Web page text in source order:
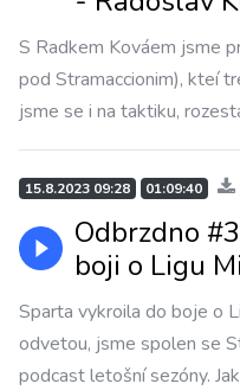
S Radkem Kováem jsme
pod Stramaccionim), kteí
jsme se i na taktiku,
15.8.2023 09:28 01:09:40
Odbrzdno
boji o Ligu
Sparta vykroila do boje o
odvetou, jsme spolen se
podcast letošní sezóny.